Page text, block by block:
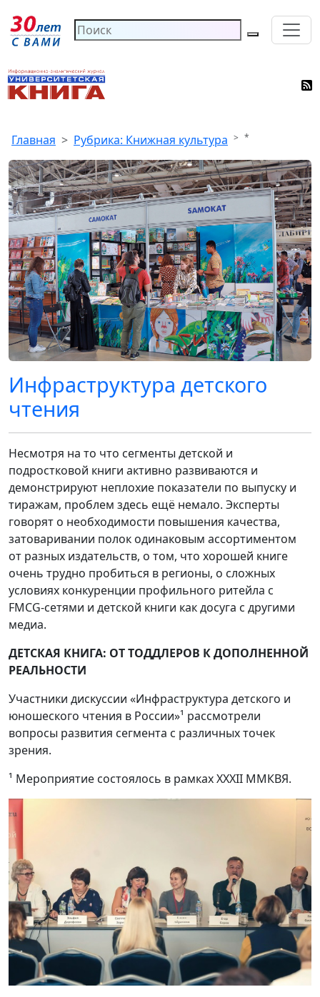
Главная Рубрика: Книжная культура *
Инфраструктура детского
чтения
Несмотря на то что сегменты детской и
подростковой книги активно развиваются и
демонстрируют неплохие показатели по выпуску и
тиражам, проблем здесь ещё немало. Эксперты
говорят о необходимости повышения качества,
затоваривании полок одинаковым ассортиментом
от разных издательств, о том, что хорошей книге
очень трудно пробиться в регионы, о сложных
условиях конкуренции профильного ритейла с
FMCG-сетями и детской книги как досуга с другими
медиа.
ДЕТСКАЯ КНИГА: ОТ ТОДДЛЕРОВ К ДОПОЛНЕННОЙ
РЕАЛЬНОСТИ
Участники дискуссии «Инфраструктура детского и
юношеского чтения в России»¹ рассмотрели
вопросы развития сегмента с различных точек
зрения.
¹ Мероприятие состоялось в рамках XXXII ММКВЯ.